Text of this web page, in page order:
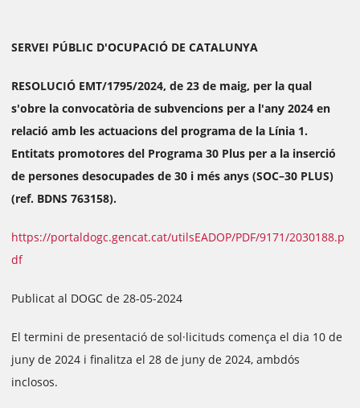
SERVEI PÚBLIC D'OCUPACIÓ DE CATALUNYA
RESOLUCIÓ EMT/1795/2024, de 23 de maig, per la qual
s'obre la convocatòria de subvencions per a l'any 2024 en
relació amb les actuacions del programa de la Línia 1.
Entitats promotores del Programa 30 Plus per a la inserció
de persones desocupades de 30 i més anys (SOC–30 PLUS)
(ref. BDNS 763158).
https://portaldogc.gencat.cat/utilsEADOP/PDF/9171/2030188.p
df
Publicat al DOGC de 28-05-2024
El termini de presentació de sol·licituds comença el dia 10 de
juny de 2024 i finalitza el 28 de juny de 2024, ambdós
inclosos.